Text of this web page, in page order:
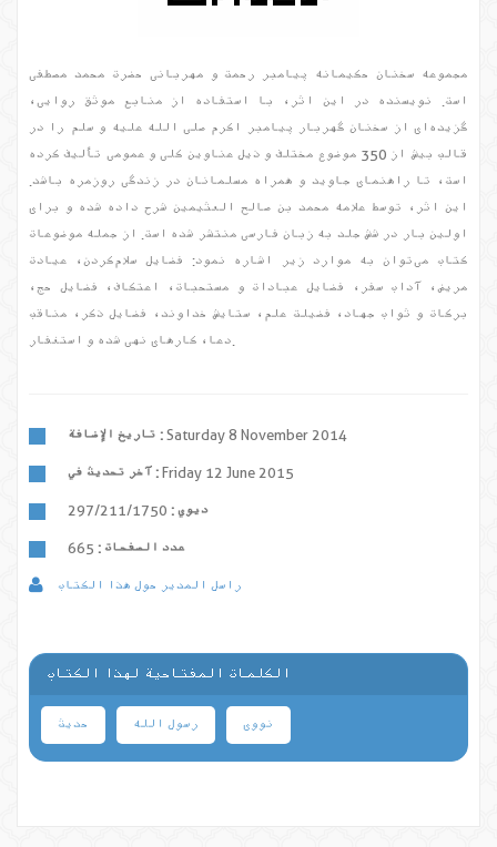
مجموعه سخنان حکیمانه پیامبر رحمت و مهربانی حضرت محمد مصطفی
است. نویسنده در این اثر، با استفاده از منابع موثق روایی،
گزیده‌ای از سخنان گهربار پیامبر اکرم صلی الله علیه و سلم را در
قالب بیش از 350 موضوع مختلف و ذیل عناوین کلی و عمومی تألیف کرده
است، تا راهنمای جاوید و همراه مسلمانان در زندگی روزمره باشد.
این اثر، توسط علامه محمد بن صالح العثیمین شرح داده شده و برای
اولین بار در شش جلد به زبان فارسی منتشر شده است. از جمله موضوعات
کتاب می‌توان به موارد زیر اشاره نمود: فضایل سلام‌کردن، عیادت
مریض، آداب سفر، فضایل عبادات و مستحبات، اعتکاف، فضایل حج،
برکات و ثواب جهاد، فضیلت علم، ستایش خداوند، فضایل ذکر، مناقب
دعا، کارهای نهی شده و استغفار.
تاريخ الإضافة : Saturday 8 November 2014
آخر تحديث في : Friday 12 June 2015
ديوي : 297/211/1750
عدد الصفحات :
راسل المدير حول هذا الكتاب
الكلمات المفتاحية لهذا الكتاب
حدیث رسول الله نووی